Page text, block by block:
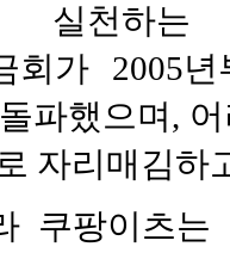
천하는
회가 2005
파했으며,
자리매김하
쿠팡이츠